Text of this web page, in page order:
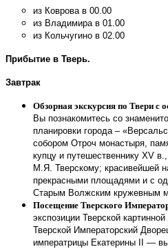
из Коврова в 00.00
из Владимира в 01.00
из Кольчугино в 02.00
Прибытие в Тверь.
Завтрак
Обзорная экскурсия по Твери с
Вы познакомитесь со
планировки города –
собором Отроч монастыря,
купцу и путешественнику XV
М.Я. Тверскому; красивейшей
прекрасными площадями и с
Старым Волжским кружевным
Посещение Тверского
экспозиции Тверской
Тверской Императорский
императрицы Екатерины II —